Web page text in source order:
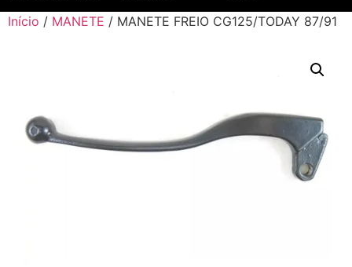
Início / MANETE / MANETE FREIO CG125/TODAY 87/91